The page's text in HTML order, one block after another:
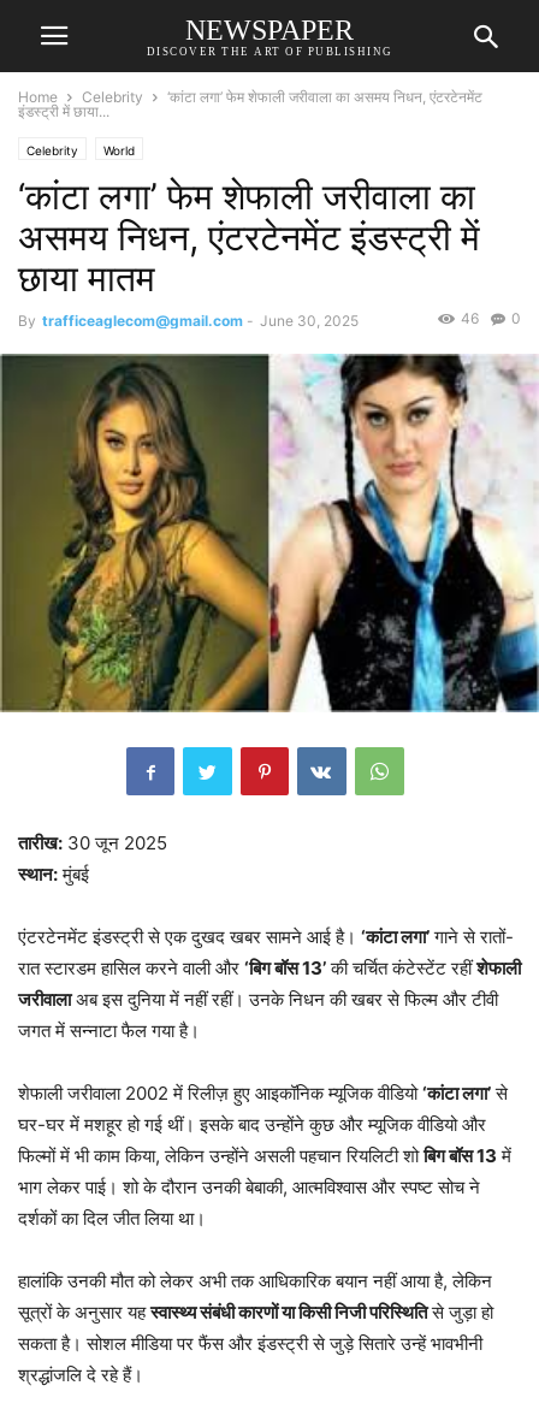
NEWSPAPER
DISCOVER THE ART OF PUBLISHING
Home Celebrity
‘कांटा लगा’ फेम शेफाली जरीवाला का असमय निधन, एंटरटेनमेंट
इंडस्ट्री में छाया...
Celebrity World
‘कांटा लगा’ फेम शेफाली जरीवाला का
असमय निधन, एंटरटेनमेंट इंडस्ट्री में
छाया मातम
By trafficeaglecom@gmail.com - June 30, 2025 0
46
तारीख: 30 जून 2025
स्थान:मुंबई
एंटरटेनमेंट इंडस्ट्री से एक दुखद खबर सामने आई है। ‘कांटा लगा’गाने से रातों-
रात स्टारडम हासिल करने वाली और ‘बिग बॉस 13’की चर्चित कंटेस्टेंट रहींशेफाली
जरीवालाअब इस दुनिया में नहीं रहीं। उनके निधन की खबर से फिल्म और टीवी
जगत में सन्नाटा फैल गया है।
शेफाली जरीवाला 2002 में रिलीज़ हुए आइकॉनिक म्यूजिक वीडियो‘कांटा लगा’से
घर-घर में मशहूर हो गई थीं। इसके बाद उन्होंने कुछ और म्यूजिक वीडियो और
फिल्मों में भी काम किया, लेकिन उन्होंने असली पहचान रियलिटी शोबिग बॉस 13 में
भाग लेकर पाई। शो के दौरान उनकी बेबाकी, आत्मविश्वास और स्पष्ट सोच ने
दर्शकों का दिल जीत लिया था।
हालांकि उनकी मौत को लेकर अभी तक आधिकारिक बयान नहीं आया है, लेकिन
सूत्रों के अनुसार यहस्वास्थ्य संबंधी कारणों या किसी निजी परिस्थितिसे जुड़ा हो
सकता है। सोशल मीडिया पर फैंस और इंडस्ट्री से जुड़े सितारे उन्हें भावभीनी
श्रद्धांजलि दे रहे हैं।